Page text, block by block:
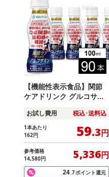
【機能性表示食品】関節
ケアドリンク グルコサミ
お試し費用 税込･送料込
1本あたり
162円 59.3円
参考価格
14,580円 5,336円
24.7ポイント還元